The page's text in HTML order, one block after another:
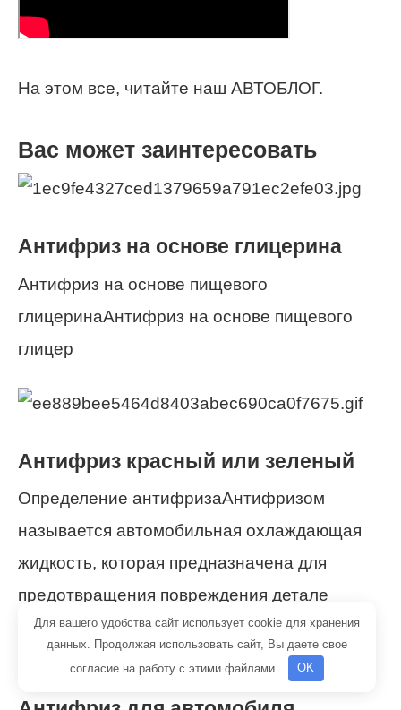
На этом все, читайте наш АВТОБЛОГ.
Вас может заинтересовать
Антифриз на основе глицерина
Антифриз на основе пищевого
глицеринаАнтифриз на основе пищевого
глицер
Антифриз красный или зеленый
Определение антифризаАнтифризом
называется автомобильная охлаждающая
жидкость, которая предназначена для
предотвращения повреждения детале
Для вашего удобства сайт использует cookie для хранения
данных. Продолжая использовать сайт, Вы даете свое
согласие на работу с этими файлами.
OK